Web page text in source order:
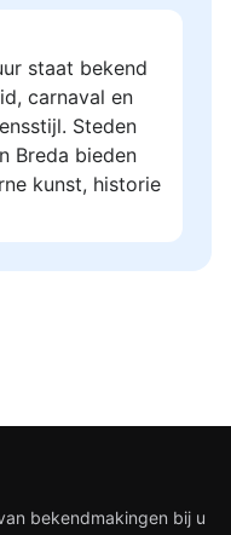
staat bekend
carnaval en
Steden
Breda bieden
kunst, historie
bekendmakingen bij u